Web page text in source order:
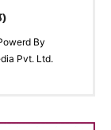
By
Pvt. Ltd.